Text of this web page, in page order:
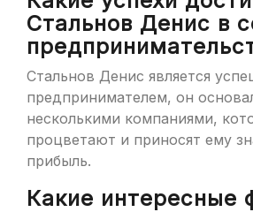
Стальнов Денис в
Стальнов Денис является
предпринимателем, он
несколькими компаниями,
процветают и приносят ему
прибыль.
Какие интересные